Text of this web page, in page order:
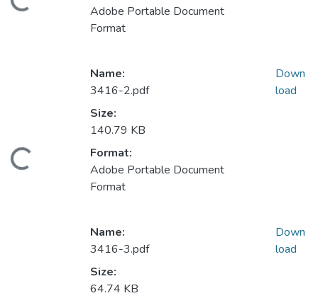
Loading...
Adobe Portable Document
Format
Loading...
Name:
3416-2.pdf
Size:
140.79 KB
Format:
Adobe Portable Document
Format
Down
load
Name:
3416-3.pdf
Size:
64.74 KB
Down
load